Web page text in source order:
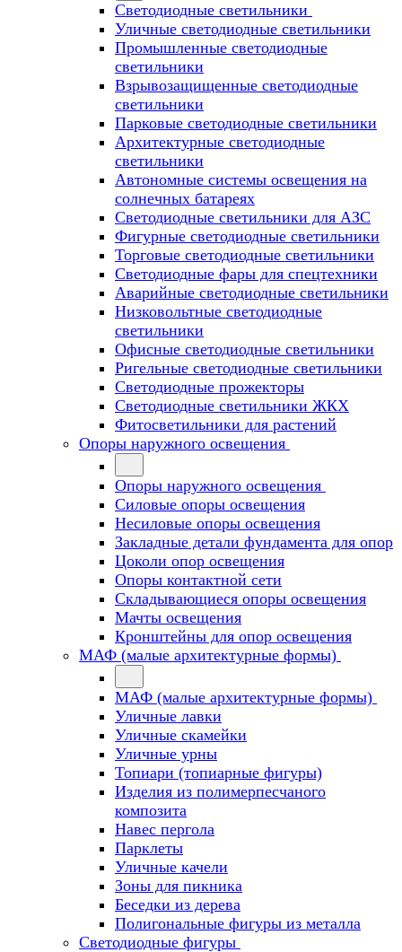
Светодиодные светильники
Уличные светодиодные светильники
Промышленные светодиодные
светильники
Взрывозащищенные светодиодные
светильники
Парковые светодиодные светильники
Архитектурные светодиодные
светильники
Автономные системы освещения на
солнечных батареях
Светодиодные светильники для АЗС
Фигурные светодиодные светильники
Торговые светодиодные светильники
Cветодиодные фары для спецтехники
Аварийные светодиодные светильники
Низковольтные светодиодные
светильники
Офисные светодиодные светильники
Ригельные светодиодные светильники
Светодиодные прожекторы
Светодиодные светильники ЖКХ
Фитосветильники для растений
Опоры наружного освещения
Опоры наружного освещения
Силовые опоры освещения
Несиловые опоры освещения
Закладные детали фундамента для опор
Цоколи опор освещения
Опоры контактной сети
Cкладывающиеся опоры освещения
Мачты освещения
Кронштейны для опор освещения
МАФ (малые архитектурные формы)
МАФ (малые архитектурные формы)
Уличные лавки
Уличные скамейки
Уличные урны
Топиари (топиарные фигуры)
Изделия из полимерпесчаного
композита
Навес пергола
Парклеты
Уличные качели
Зоны для пикника
Беседки из дерева
Полигональные фигуры из металла
Светодиодные фигуры